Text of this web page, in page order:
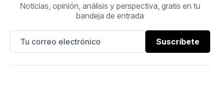
Noticias, opinión, análisis y perspectiva, gratis en tu
bandeja de entrada
Suscríbete